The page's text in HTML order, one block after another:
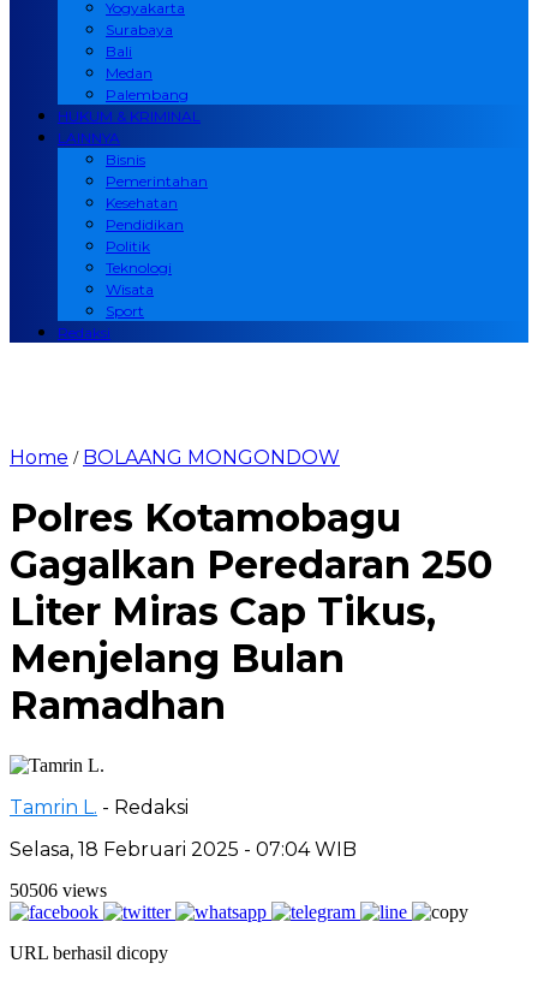
Yogyakarta
Surabaya
Bali
Medan
Palembang
HUKUM & KRIMINAL
LAINNYA
Bisnis
Pemerintahan
Kesehatan
Pendidikan
Politik
Teknologi
Wisata
Sport
Redaksi
Home / BOLAANG MONGONDOW
Polres Kotamobagu
Gagalkan Peredaran 250
Liter Miras Cap Tikus,
Menjelang Bulan
Ramadhan
Tamrin L. - Redaksi
Selasa, 18 Februari 2025 - 07:04 WIB
50506 views
URL berhasil dicopy